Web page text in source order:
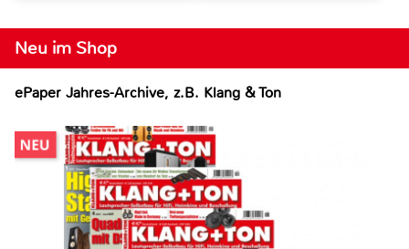
Neu im Shop
ePaper Jahres-Archive, z.B. Klang & Ton